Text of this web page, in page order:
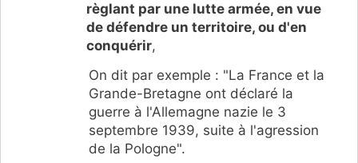
règlant par une lutte armée, en vue
de défendre un territoire, ou d'en
conquérir,
On dit par exemple : "La France et la
Grande-Bretagne ont déclaré la
guerre à l'Allemagne nazie le 3
septembre 1939, suite à l'agression
de la Pologne".